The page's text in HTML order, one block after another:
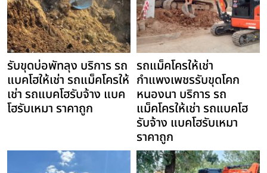
รับขุดบ่อพัทลุง บริการ รถ
แบคโฮให้เช่า รถแม็คโครให้
เช่า รถแบคโฮรับจ้าง แบค
โฮรับเหมา ราคาถูก
รถแม็คโครให้เช่า
กำแพงเพชรรับขุดโคก
หนองนา บริการ รถ
แม็คโครให้เช่า รถแบคโฮ
รับจ้าง แบคโฮรับเหมา
ราคาถูก